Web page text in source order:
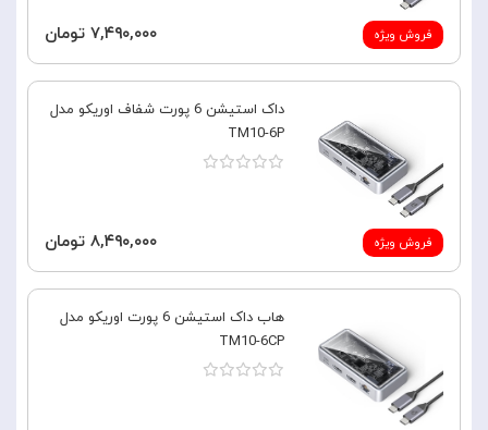
فروش ویژه ۷,۴۹۰,۰۰۰ تومان
فروش ویژه
داک استیشن 6 پورت شفاف اوریکو مدل
TM10-6P
۸,۴۹۰,۰۰۰ تومان
هاب داک استیشن 6 پورت اوریکو مدل
TM10-6CP